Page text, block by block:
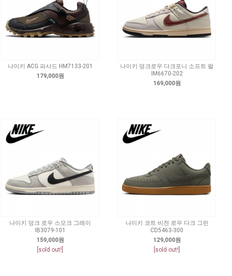
나이키 ACG 파사드 HM7133-201
179,000원
나이키 덩크로우 다크포니 소프트 펄
IM6670-202
169,000원
나이키 덩크 로우 스모크 그레이
IB3079-101
159,000원
[sold out!]
나이키 코트 비전 로우 다크 그린
CD5463-300
129,000원
[sold out!]